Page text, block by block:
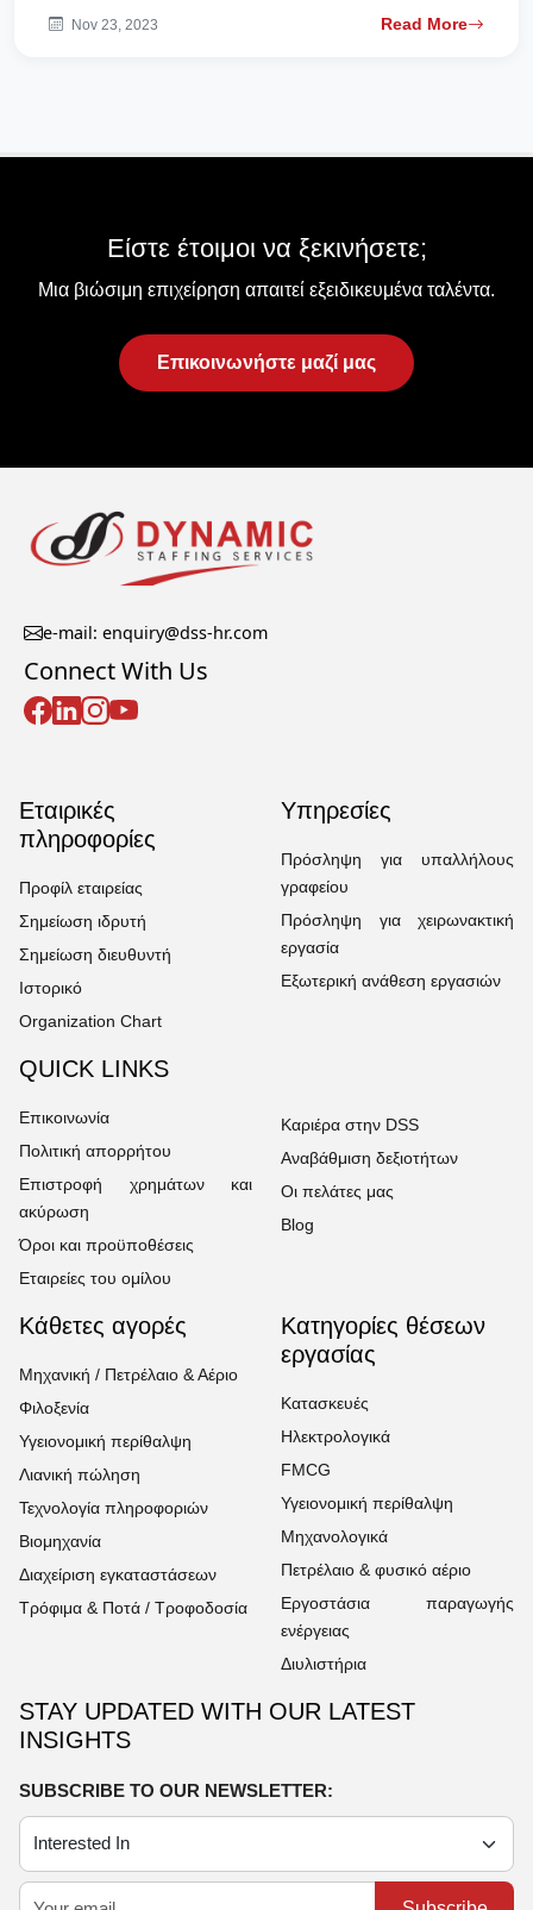
Nov 23, 2023 Read More
Είστε έτοιμοι να ξεκινήσετε;
Μια βιώσιμη επιχείρηση απαιτεί εξειδικευμένα ταλέντα.
Επικοινωνήστε μαζί μας
e-mail: enquiry@dss-hr.com
Connect With Us
Εταιρικές
πληροφορίες
Προφίλ εταιρείας
Σημείωση ιδρυτή
Σημείωση διευθυντή
Ιστορικό
Organization Chart
Υπηρεσίες
Πρόσληψη για υπαλλήλους
γραφείου
Πρόσληψη για χειρωνακτική
εργασία
Εξωτερική ανάθεση εργασιών
QUICK LINKS
Επικοινωνία
Πολιτική απορρήτου
Επιστροφή χρημάτων και
ακύρωση
Όροι και προϋποθέσεις
Εταιρείες του ομίλου
Καριέρα στην DSS
Αναβάθμιση δεξιοτήτων
Οι πελάτες μας
Blog
Κάθετες αγορές
Μηχανική / Πετρέλαιο & Αέριο
Φιλοξενία
Υγειονομική περίθαλψη
Λιανική πώληση
Τεχνολογία πληροφοριών
Βιομηχανία
Διαχείριση εγκαταστάσεων
Τρόφιμα & Ποτά / Τροφοδοσία
Κατηγορίες θέσεων
εργασίας
Κατασκευές
Ηλεκτρολογικά
FMCG
Υγειονομική περίθαλψη
Μηχανολογικά
Πετρέλαιο & φυσικό αέριο
Εργοστάσια παραγωγής
ενέργειας
Διυλιστήρια
STAY UPDATED WITH OUR LATEST
INSIGHTS
SUBSCRIBE TO OUR NEWSLETTER: